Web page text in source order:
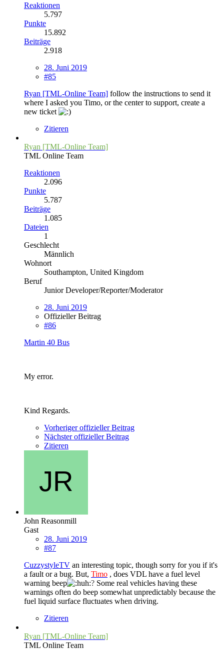
Reaktionen
5.797
Punkte
15.892
Beiträge
2.918
28. Juni 2019
#85
Ryan [TML-Online Team] follow the instructions to send it
where I asked you Timo, or the center to support, create a
new ticket
Zitieren
Ryan [TML-Online Team]
TML Online Team
Reaktionen
2.096
Punkte
5.787
Beiträge
1.085
Dateien
1
Geschlecht
Männlich
Wohnort
Southampton, United Kingdom
Beruf
Junior Developer/Reporter/Moderator
28. Juni 2019
Offizieller Beitrag
#86
Martin 40 Bus
My error.
Kind Regards.
Vorheriger offizieller Beitrag
Nächster offizieller Beitrag
Zitieren
John Reasonmill
Gast
28. Juni 2019
#87
CuzzystyleTV an interesting topic, though sorry for you if it's
a fault or a bug. But, Timo , does VDL have a fuel level
warning beep
? Some real vehicles having these
warnings often do beep somewhat unpredictably because the
fuel liquid surface fluctuates when driving.
Zitieren
Ryan [TML-Online Team]
TML Online Team